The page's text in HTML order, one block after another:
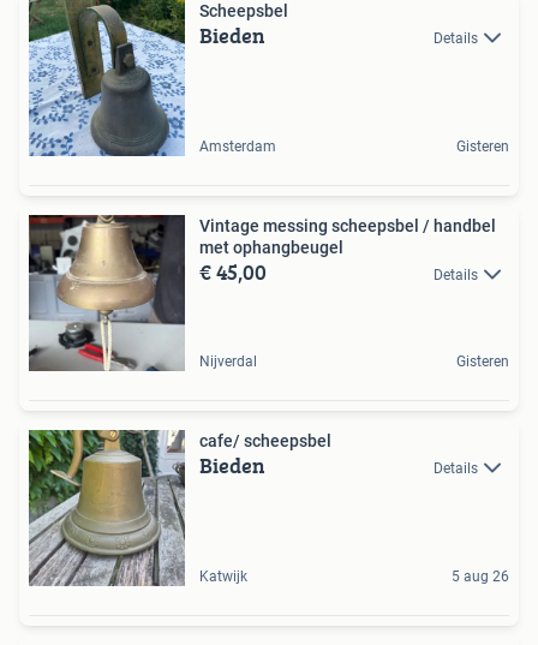
Scheepsbel
Bieden Details
Amsterdam Gisteren
Vintage messing scheepsbel / handbel
met ophangbeugel
€ 45,00 Details
Nijverdal Gisteren
cafe/ scheepsbel
Bieden Details
Katwijk 5 aug 26